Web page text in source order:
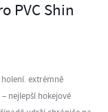
PVC Shin
extrémně
nejlepší hokejové